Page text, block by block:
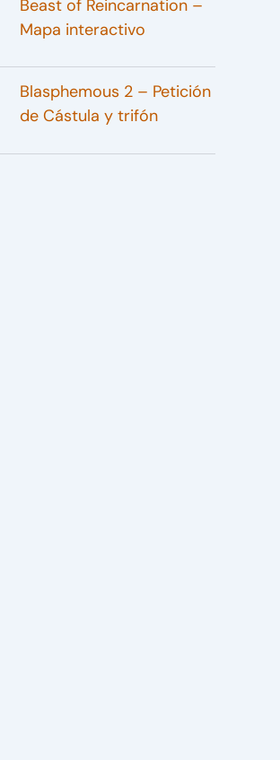
Beast of Reincarnation –
Mapa interactivo
Blasphemous 2 – Petición
de Cástula y trifón